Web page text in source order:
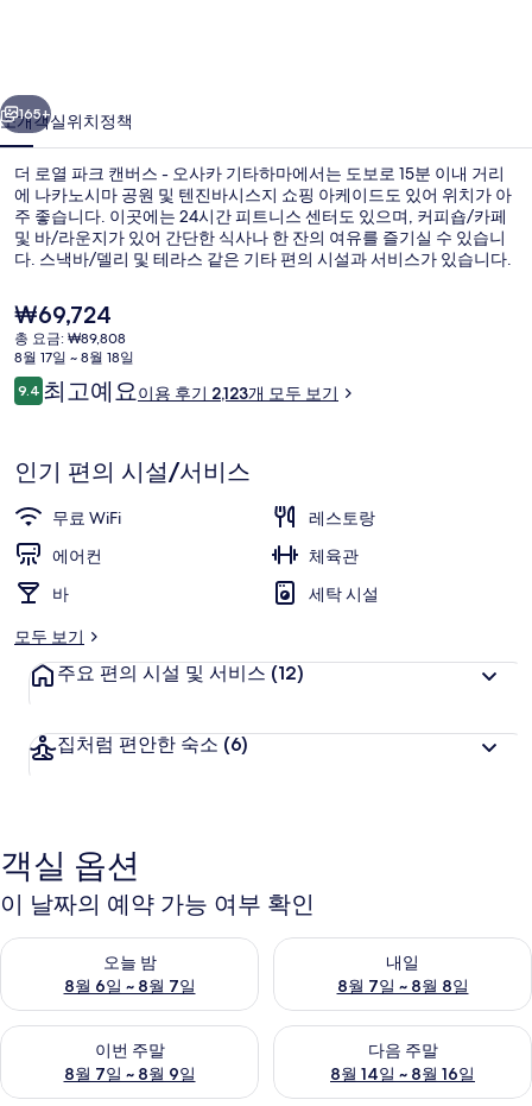
스
-
오
사
카
기
타
하
마
사
진
갤
러
리
다음
165+
소개객실위치정책
더 로열 파크 캔버스 - 오사카 기타하마에서는 도보로 15분 이내 거리
에 나카노시마 공원 및 텐진바시스지 쇼핑 아케이드도 있어 위치가 아
주 좋습니다. 이곳에는 24시간 피트니스 센터도 있으며, 커피숍/카페
및 바/라운지가 있어 간단한 식사나 한 잔의 여유를 즐기실 수 있습니
다. 스낵바/델리 및 테라스 같은 기타 편의 시설과 서비스가 있습니다.
미모리마치 역까지 걸어서 12분, 히고바시 역까지는 12분이면 가실 수
있어요.
현
재
가
격
은
₩69,724
총 요금: ₩89,808
8월 17일 ~ 8월 18일
이
용
기
9.410점 만점 중 9.4점.
최고예요이용 후기 2,123개 모두 보기
인기 편의 시설/서비스
무료 WiFi
레스토랑
에어컨
체육관
바
세탁 시설
모두 보기
주요 편의 시설 및 서비스 (12)
집처럼 편안한 숙소 (6)
객실 옵션
이 날짜의 예약 가능 여부 확인
오늘 밤
8월 6일 ~ 8월 7일
오늘 밤 예약 가능 여부 확인, 8월 6일 ~ 8월 7일
내일
8월 7일 ~ 8월 8일
내일 예약 가능 여부 확인, 8월
이번 주말
8월 7일 ~ 8월 9일
이번 주말 예약 가능 여부 확인, 8월 7일 ~ 8월 9일
다음 주말
8월 14일 ~ 8월 16일
다음 주말 예약 가능 여부 확인,